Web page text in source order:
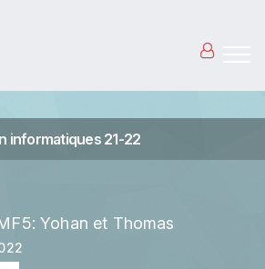
informatiques 21-22
Yohan et Thomas